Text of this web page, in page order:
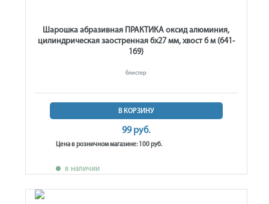
Шарошка абразивная ПРАКТИКА оксид алюминия,
цилиндрическая заостренная 6х27 мм, хвост 6 м (641-
169)
блистер
В КОРЗИНУ
99 руб.
Цена в розничном магазине: 100 руб.
в наличии